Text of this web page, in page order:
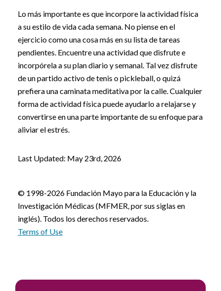
Lo más importante es que incorpore la actividad física
a su estilo de vida cada semana. No piense en el
ejercicio como una cosa más en su lista de tareas
pendientes. Encuentre una actividad que disfrute e
incorpórela a su plan diario y semanal. Tal vez disfrute
de un partido activo de tenis o pickleball, o quizá
prefiera una caminata meditativa por la calle. Cualquier
forma de actividad física puede ayudarlo a relajarse y
convertirse en una parte importante de su enfoque para
aliviar el estrés.
Last Updated: May 23rd, 2026
© 1998-2026 Fundación Mayo para la Educación y la
Investigación Médicas (MFMER, por sus siglas en
inglés). Todos los derechos reservados.
Terms of Use